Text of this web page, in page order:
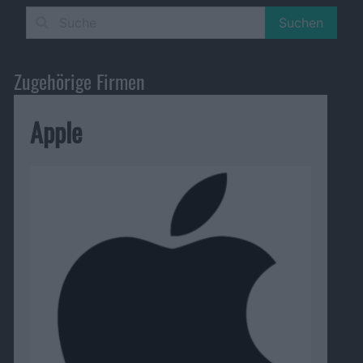
Suchen
Zugehörige Firmen
Apple